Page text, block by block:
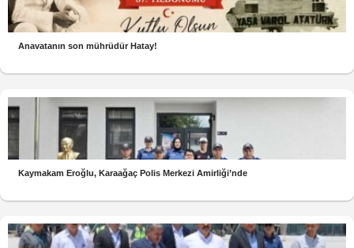
Anavatanın son mührüdür Hatay!
Kaymakam Eroğlu, Karaağaç Polis Merkezi Amirliği’nde